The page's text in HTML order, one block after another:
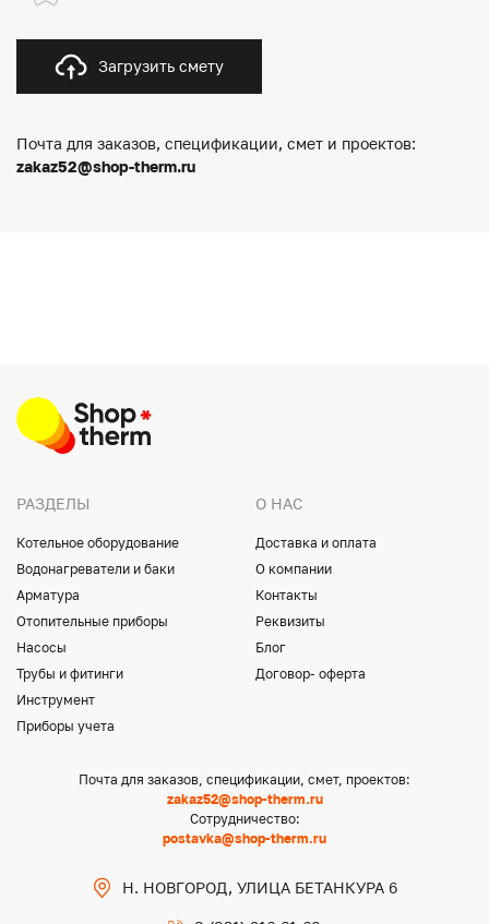
Загрузить смету
Почта для заказов, спецификации, смет и проектов:
zakaz52@shop-therm.ru
РАЗДЕЛЫ
Котельное оборудование
Водонагреватели и баки
Арматура
Отопительные приборы
Насосы
Трубы и фитинги
Инструмент
Приборы учета
О НАС
Доставка и оплата
О компании
Контакты
Реквизиты
Блог
Договор- оферта
Почта для заказов, спецификации, смет, проектов:
zakaz52@shop-therm.ru
Сотрудничество:
postavka@shop-therm.ru
Н. НОВГОРОД, УЛИЦА БЕТАНКУРА 6